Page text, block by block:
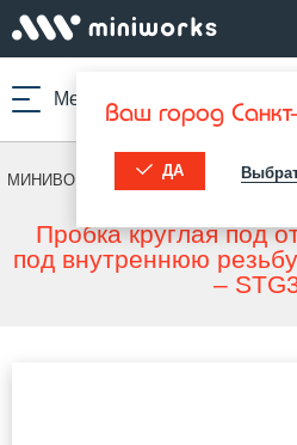
Меню Ваш город
ДА
МИНИВОРКС ПРО ДЛЯ
Пробка круглая под
под внутреннюю
–